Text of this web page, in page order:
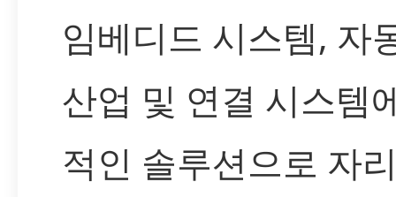
임베디드 시스템, 자
산업 및 연결 시스템
적인 솔루션으로 자